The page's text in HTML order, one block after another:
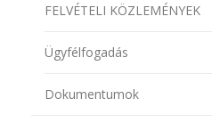
FELVÉTELI KÖZLEMÉNYEK
Ügyfélfogadás
Dokumentumok